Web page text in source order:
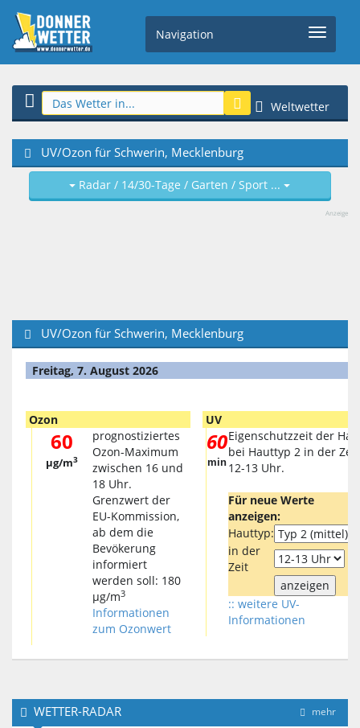
Navigation
Weltwetter
UV/Ozon für Schwerin, Mecklenburg
Radar / 14/30-Tage / Garten / Sport ...
Anzeige
UV/Ozon für Schwerin, Mecklenburg
Freitag, 7. August 2026
Ozon
60
µg/m3
prognostiziertes
Ozon-Maximum
zwischen 16 und
18 Uhr.
Grenzwert der
EU-Kommission,
ab dem die
Bevökerung
informiert
werden soll: 180
µg/m3
Informationen
zum Ozonwert
UV
60
min
Eigenschutzzeit der
bei Hauttyp 2 in der Zeit
12-13 Uhr.
Für neue Werte
anzeigen:
Hauttyp:
in der
Zeit
:: weitere UV-
Informationen
mehr
WETTER-RADAR